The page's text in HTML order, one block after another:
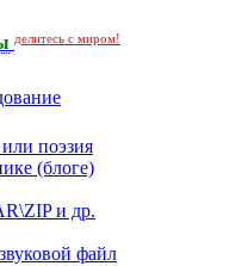
делитесь с миром!
поэзия
(блоге)
и др.
файл